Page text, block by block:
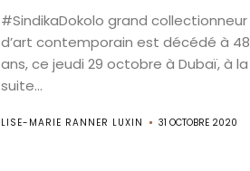
#SindikaDokolo grand collectionneur
d’art contemporain est décédé à 48
ans, ce jeudi 29 octobre à Dubaï, à la
suite...
LISE-MARIE RANNER LUXIN 31 OCTOBRE 2020